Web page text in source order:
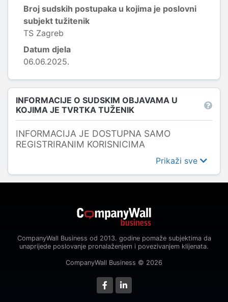
Broj sudskih postupaka u kojima je poslovni
subjekt tužitenik
TS Zagreb
Datum djela
06.06.2025.
INFORMACIJE O SUDSKIM OBJAVAMA U
KOJIMA JE TVRTKA TUŽENIK
INFORMACIJA JE DOSTUPNA SAMO
REGISTRIRANIM KORISNICIMA
Prikaži sve
CompanyWall Business od 2013. godine pomaže subjektima da
unaprijede poslovanje pronalaženjem i povezivanjem klijenata.
CompanyWall Business © 2026